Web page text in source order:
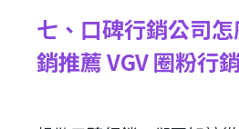
七、口碑行銷公司
銷推薦 VGV 圈粉行